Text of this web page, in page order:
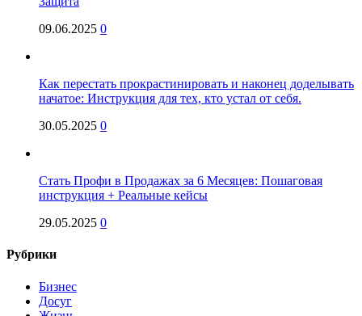
09.06.2025 0
Как перестать прокрастинировать и наконец доделывать
начатое: Инструкция для тех, кто устал от себя.
30.05.2025 0
Стать Профи в Продажах за 6 Месяцев: Пошаговая
инструкция + Реальные кейсы
29.05.2025 0
Рубрики
Бизнес
Досуг